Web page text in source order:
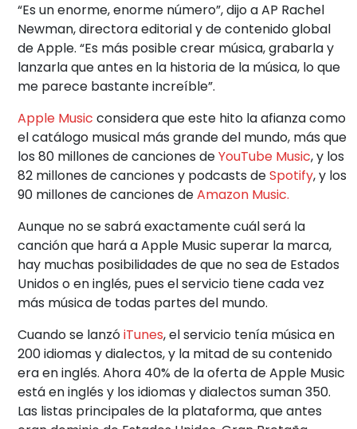
“Es un enorme, enorme número”, dijo a AP Rachel
Newman, directora editorial y de contenido global
de Apple. “Es más posible crear música, grabarla y
lanzarla que antes en la historia de la música, lo que
me parece bastante increíble”.
Apple Music considera que este hito la afianza como
el catálogo musical más grande del mundo, más que
los 80 millones de canciones deYouTube Music, y los
82 millones de canciones y podcasts deSpotify, y los
90 millones de canciones deAmazon Music.
Aunque no se sabrá exactamente cuál será la
canción que hará a Apple Music superar la marca,
hay muchas posibilidades de que no sea de Estados
Unidos o en inglés, pues el servicio tiene cada vez
más música de todas partes del mundo.
Cuando se lanzóiTunes, el servicio tenía música en
200 idiomas y dialectos, y la mitad de su contenido
era en inglés. Ahora 40% de la oferta de Apple Music
está en inglés y los idiomas y dialectos suman 350.
Las listas principales de la plataforma, que antes